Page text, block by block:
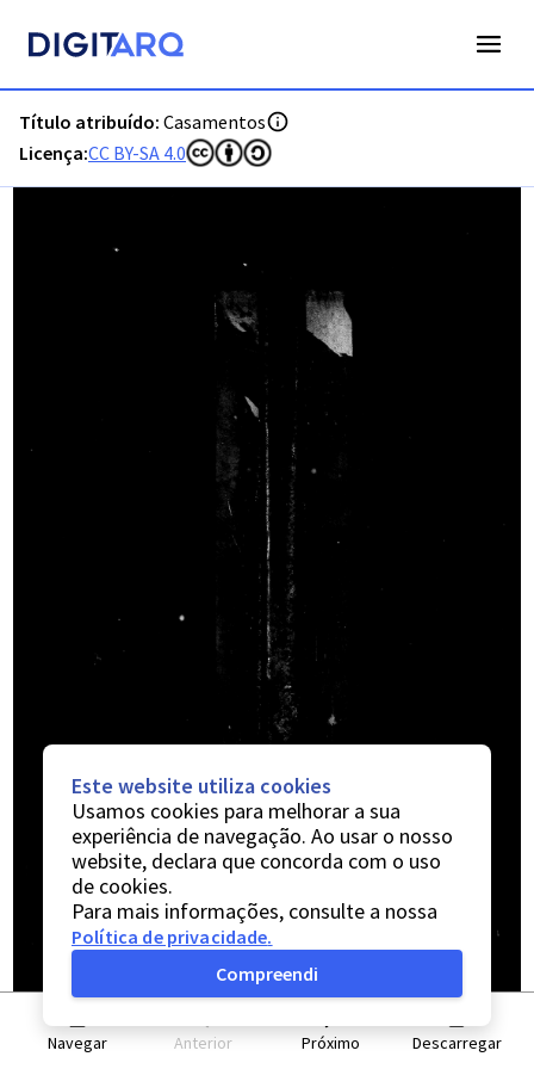
Título atribuído: Casamentos
Licença:CC BY-SA 4.0
Navegar Anterior Próximo Descarregar
Este website utiliza cookies
Usamos cookies para melhorar a sua
experiência de navegação. Ao usar o nosso
website, declara que concorda com o uso
de cookies.
Para mais informações, consulte a nossa
Política de privacidade.
Compreendi